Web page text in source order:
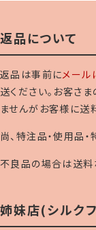
返品について
返品は事前にメール
送ください。お客さ
ませんがお客様に送
尚、特注品・使用品
不良品の場合は送料
姉妹店(シルク